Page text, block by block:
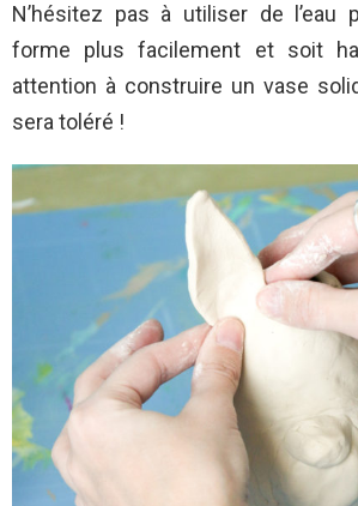
N’hésitez pas à utiliser de l’eau
forme plus facilement et soit
attention à construire un vase
sera toléré !